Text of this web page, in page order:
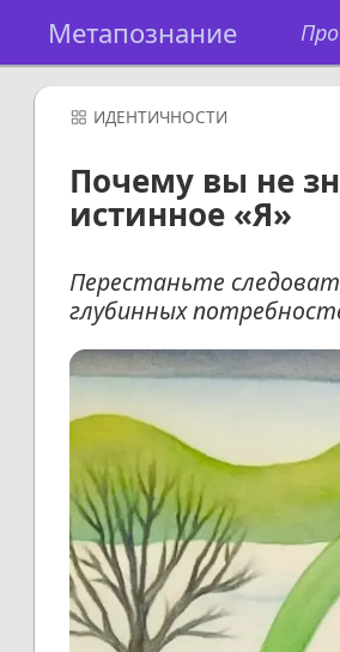
Метапознание
ИДЕНТИЧНОСТИ
Почему вы не
истинное «Я»
Перестаньте
глубинных